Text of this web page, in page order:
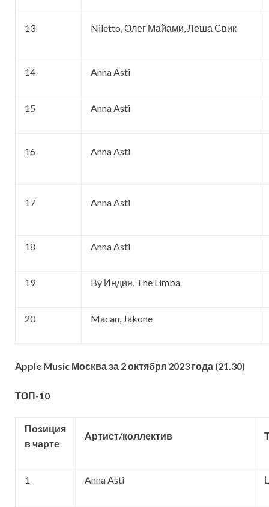
13 Niletto, Олег Майами, Леша Свик
14 Anna Asti
15 Anna Asti
16 Anna Asti
17 Anna Asti
18 Anna Asti
19 By Индия, The Limba
20 Macan, Jakone
Apple Music Москва за 2 октября 2023 года (21.30)
ТОП-10
Позиция
в чарте
Артист/коллектив
1 Anna Asti